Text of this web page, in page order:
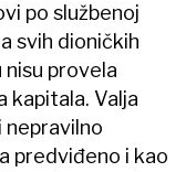
po službenoj
svih dioničkih
provela
kapitala. Valja
nepravilno
predviđeno i kao